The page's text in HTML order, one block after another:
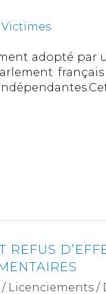
Victimes
adopté par
REFUS
/ Licenciements /